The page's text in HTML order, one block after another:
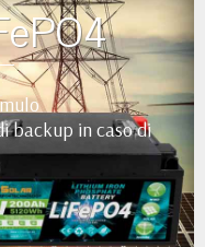
backup in caso di